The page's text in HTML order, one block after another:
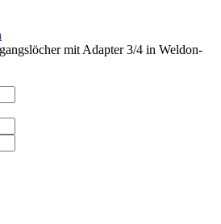
mit Adapter 3/4 in Weldon-